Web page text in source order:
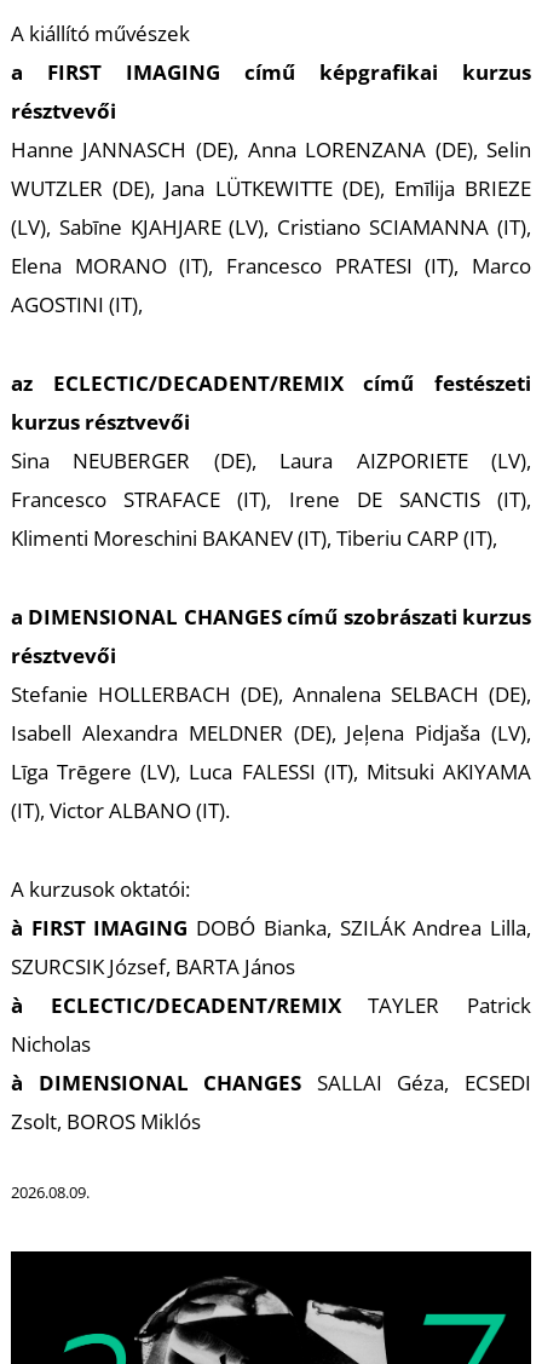
A kiállító művészek
a FIRST IMAGING című képgrafikai kurzus
résztvevői
Hanne JANNASCH (DE), Anna LORENZANA (DE), Selin
WUTZLER (DE), Jana LÜTKEWITTE (DE), Emīlija BRIEZE
(LV), Sabīne KJAHJARE (LV), Cristiano SCIAMANNA (IT),
Elena MORANO (IT), Francesco PRATESI (IT), Marco
AGOSTINI (IT),
az ECLECTIC/DECADENT/REMIXcímű festészeti
kurzus résztvevői
Sina NEUBERGER (DE), Laura AIZPORIETE (LV),
Francesco STRAFACE (IT), Irene DE SANCTIS (IT),
Klimenti Moreschini BAKANEV (IT), Tiberiu CARP (IT),
a DIMENSIONAL CHANGEScímű szobrászati kurzus
résztvevői
Stefanie HOLLERBACH (DE), Annalena SELBACH (DE),
Isabell Alexandra MELDNER (DE), Jeļena Pidjaša (LV),
Līga Trēgere (LV), Luca FALESSI (IT), Mitsuki AKIYAMA
(IT), Victor ALBANO (IT).
A kurzusok oktatói:
à FIRST IMAGING DOBÓ Bianka, SZILÁK Andrea Lilla,
SZURCSIK József, BARTA János
à ECLECTIC/DECADENT/REMIXTAYLER Patrick
Nicholas
à DIMENSIONAL CHANGES SALLAI Géza, ECSEDI
Zsolt, BOROS Miklós
2026.08.09.